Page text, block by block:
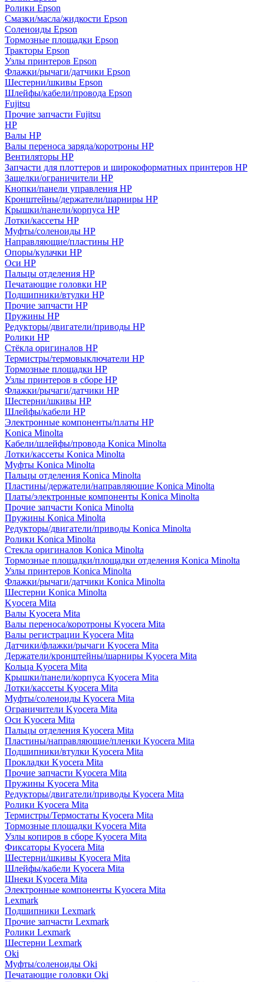
Ролики Epson
Смазки/масла/жидкости Epson
Соленоиды Epson
Тормозные площадки Epson
Тракторы Epson
Узлы принтеров Epson
Флажки/рычаги/датчики Epson
Шестерни/шкивы Epson
Шлейфы/кабели/провода Epson
Fujitsu
Прочие запчасти Fujitsu
HP
Валы HP
Валы переноса заряда/коротроны HP
Вентиляторы HP
Запчасти для плоттеров и широкоформатных принтеров HP
Защелки/ограничители HP
Кнопки/панели управления HP
Кронштейны/держатели/шарниры HP
Крышки/панели/корпуса HP
Лотки/кассеты HP
Муфты/соленоиды HP
Направляющие/пластины HP
Опоры/кулачки HP
Оси HP
Пальцы отделения HP
Печатающие головки HP
Подшипники/втулки HP
Прочие запчасти HP
Пружины HP
Редукторы/двигатели/приводы HP
Ролики HP
Стёкла оригиналов HP
Термистры/термовыключатели HP
Тормозные площадки HP
Узлы принтеров в сборе HP
Флажки/рычаги/датчики HP
Шестерни/шкивы HP
Шлейфы/кабели HP
Электронные компоненты/платы HP
Konica Minolta
Кабели/шлейфы/провода Konica Minolta
Лотки/кассеты Konica Minolta
Муфты Konica Minolta
Пальцы отделения Konica Minolta
Пластины/держатели/направляющие Konica Minolta
Платы/электронные компоненты Konica Minolta
Прочие запчасти Konica Minolta
Пружины Konica Minolta
Редукторы/двигатели/приводы Konica Minolta
Ролики Konica Minolta
Стекла оригиналов Konica Minolta
Тормозные площадки/площадки отделения Konica Minolta
Узлы принтеров Konica Minolta
Флажки/рычаги/датчики Konica Minolta
Шестерни Konica Minolta
Kyocera Mita
Валы Kyocera Mita
Валы переноса/коротроны Kyocera Mita
Валы регистрации Kyocera Mita
Датчики/флажки/рычаги Kyocera Mita
Держатели/кронштейны/шарниры Kyocera Mita
Кольца Kyocera Mita
Крышки/панели/корпуса Kyocera Mita
Лотки/кассеты Kyocera Mita
Муфты/соленоиды Kyocera Mita
Ограничители Kyocera Mita
Оси Kyocera Mita
Пальцы отделения Kyocera Mita
Пластины/направляющие/пленки Kyocera Mita
Подшипники/втулки Kyocera Mita
Прокладки Kyocera Mita
Прочие запчасти Kyocera Mita
Пружины Kyocera Mita
Редукторы/двигатели/приводы Kyocera Mita
Ролики Kyocera Mita
Термистры/Термостаты Kyocera Mita
Тормозные площадки Kyocera Mita
Узлы копиров в сборе Kyocera Mita
Фиксаторы Kyocera Mita
Шестерни/шкивы Kyocera Mita
Шлейфы/кабели Kyocera Mita
Шнеки Kyocera Mita
Электронные компоненты Kyocera Mita
Lexmark
Подшипники Lexmark
Прочие запчасти Lexmark
Ролики Lexmark
Шестерни Lexmark
Oki
Муфты/соленоиды Oki
Печатающие головки Oki